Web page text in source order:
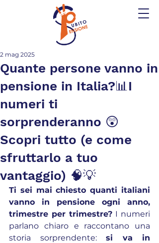
Quante persone vanno in
pensione in Italia?📊I
numeri ti
sorprenderanno 😲
Scopri tutto (e come
sfruttarlo a tuo
vantaggio) 🧠💡
2 mag 2025
Ti sei mai chiesto quanti italiani
vanno in pensione ogni anno,
trimestre per trimestre? I numeri
parlano chiaro e raccontano una
storia sorprendente: si va in